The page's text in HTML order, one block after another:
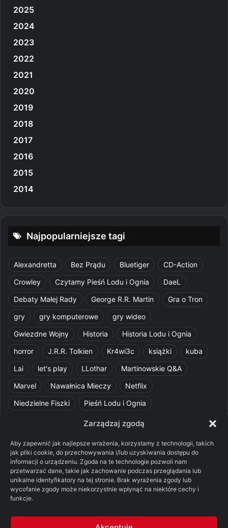
Zarządzaj zgodą
Aby zapewnić jak najlepsze wrażenia, korzystamy z technologii, takich
jak pliki cookie, do przechowywania i/lub uzyskiwania dostępu do
informacji o urządzeniu. Zgoda na te technologie pozwoli nam
przetwarzać dane, takie jak zachowanie podczas przeglądania lub
unikalne identyfikatory na tej stronie. Brak wyrażenia zgody lub
wycofanie zgody może niekorzystnie wpłynąć na niektóre cechy i
funkcje.
2025
2024
2023
2022
2021
2020
2019
2018
2017
2016
2015
2014
Najpopularniejsze tagi
Alexandretta Bez Prądu Bluetiger
CD-Action
Crowley
Czytamy Pieśń Lodu i Ognia
DaeL
Debaty Małej Rady
George R.R. Martin
Gra o Tron
gry
gry komputerowe
gry wideo
Gwiezdne Wojny
Historia
Historia Lodu i Ognia
horror
J.R.R. Tolkien Kr4wi3c książki
kuba
Lai
let's play LLothar
Martinowskie Q&A
Marvel
Nawałnica Mieczy
Netflix
Niedzielne Fiszki
Pieśń Lodu i Ognia
Pquelim
Pytania do maesterów
recenzja książki
Ród Smoka Silmarillion
SithFrog
Starcie Królów
Star Wars
Szalone Teorie
Tolkienowskie Q&A
Voo
Wieści z Cytadeli